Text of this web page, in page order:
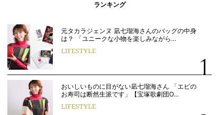
ランキング
元タカラジェンヌ 凪七瑠海さんのバッグの中身
は？ 「ユニークな小物を楽しみながら…
LIFESTYLE
おいしいものに目がない凪七瑠海さん 「エビの
お寿司は断然生派です」【宝塚歌劇団O…
LIFESTYLE